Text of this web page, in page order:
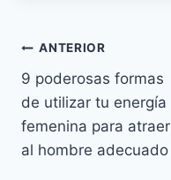
Navegación
de
entradas
ANTERIOR
9 poderosas formas
de utilizar tu energía
femenina para atraer
al hombre adecuado